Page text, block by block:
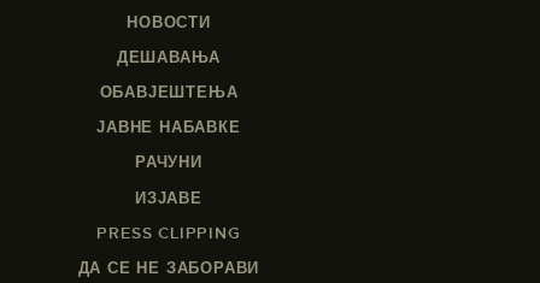
НОВОСТИ
ДЕШАВАЊА
ОБАВЈЕШТЕЊА
ЈАВНЕ НАБАВКЕ
РАЧУНИ
ИЗЈАВЕ
PRESS CLIPPING
ДА СЕ НЕ ЗАБОРАВИ